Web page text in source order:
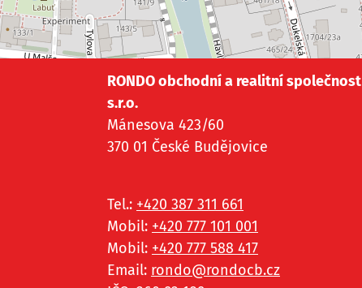
RONDO obchodní a realitní společnost
s.r.o.
Mánesova 423/60
370 01 České Budějovice
Tel.: +420 387 311 661
Mobil: +420 777 101 001
Mobil: +420 777 588 417
Email: rondo@rondocb.cz